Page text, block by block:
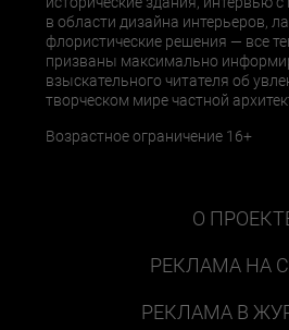
в области дизайна интерьеров,
флористические решения — все
призваны максимально
взыскательного читателя об
творческом мире частной
Возрастное ограничение 16+
О
РЕКЛАМА НА
РЕКЛАМА В